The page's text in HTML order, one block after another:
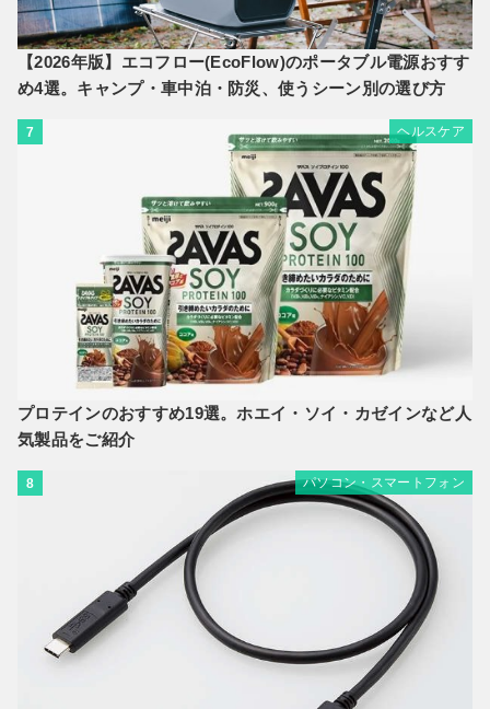
【2026年版】エコフロー(EcoFlow)のポータブル電源おすす
め4選。キャンプ・車中泊・防災、使うシーン別の選び方
7 ヘルスケア
プロテインのおすすめ19選。ホエイ・ソイ・カゼインなど人
気製品をご紹介
8 パソコン・スマートフォン